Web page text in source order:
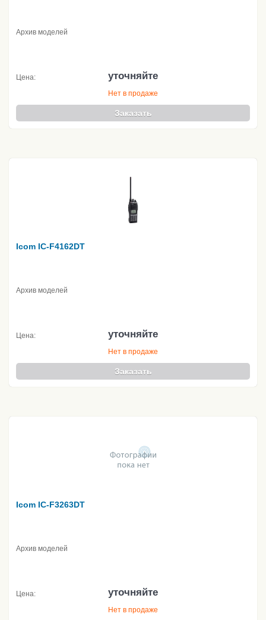
Архив моделей
Цена: уточняйте
Нет в продаже
Заказать
Icom IC-F4162DT
Архив моделей
Цена: уточняйте
Нет в продаже
Заказать
Icom IC-F3263DT
Архив моделей
Цена: уточняйте
Нет в продаже